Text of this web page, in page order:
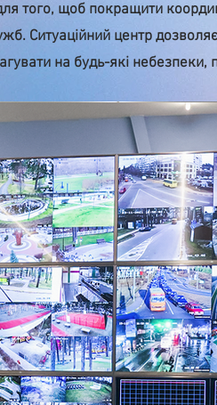
того, щоб покращити
Ситуаційний центр
на будь-які